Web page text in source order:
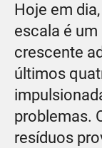
Hoje em
escala é
crescente
últimos
problemas.
resíduos